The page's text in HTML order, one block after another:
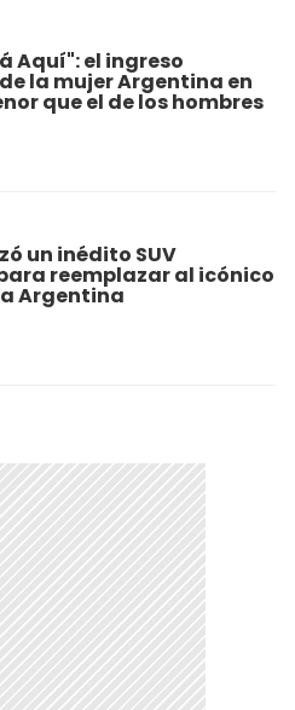
Aquí": el ingreso
la mujer Argentina en
que el de los hombres
un inédito SUV
reemplazar al icónico
Argentina